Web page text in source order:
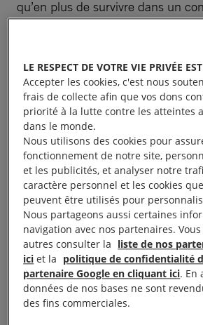
qu’en plus de survivre dans un
des groupes de campagne
Education Resources, un groupe
Bien qu’il existe des centaines de
internationales consacrées à
essentielles, l’importance de la
internationale de la visibilité
sous-estimée.
Nous savons que les personnes
proie à un niveau des
et desdiscriminations.
LE RESPECT DE VOTRE VIE PRIVÉE
Accepter les cookies, c'est nous
frais de collecte afin que vos dons
priorité à la lutte contre les atteintes
dans le monde.
Nous utilisons des cookies pour
fonctionnement de notre site,
et les publicités, et analyser notre
caractère personnel et les cookies
peuvent être utilisés pour
Nous partageons aussi certaines
navigation avec nos partenaires.
autres consulter la liste de nos
ici et la politique de confidentialité
partenaire Google en cliquant ici. En
données de nos bases ne sont
des fins commerciales.